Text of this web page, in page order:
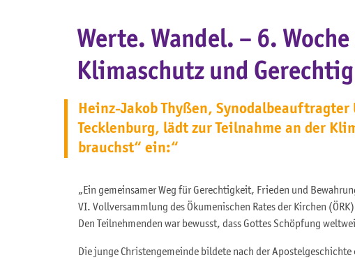
Werte. Wandel. – 6.
Klimaschutz und
Heinz-Jakob Thyßen,
Tecklenburg, lädt zur Teilnahme an der
brauchst“ ein:“
„Ein gemeinsamer Weg für Gerechtigkeit, Frieden und
VI. Vollversammlung des Ökumenischen Rates der Kirchen
Den Teilnehmenden war bewusst, dass Gottes Schöpfung
Die junge Christengemeinde bildete nach der